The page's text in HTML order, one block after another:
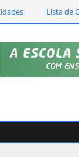
Lista de